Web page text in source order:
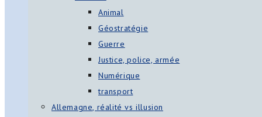
Animal
Géostratégie
Guerre
Justice, police, armée
Numérique
transport
Allemagne, réalité vs illusion